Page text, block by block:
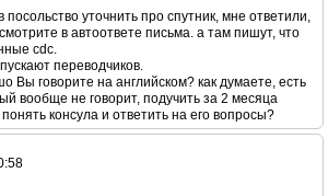
уточнить про спутник, мне ответили,
в автоответе письма. а там пишут, что
cdc.
переводчиков.
Вы говорите на английском? как думаете, есть
вообще не говорит, подучить за 2 месяца
консула и ответить на его вопросы?